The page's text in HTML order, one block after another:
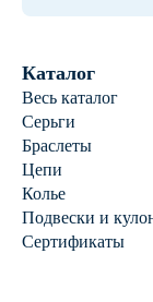
Каталог
Весь каталог
Серьги
Браслеты
Цепи
Колье
Подвески и
Сертификаты